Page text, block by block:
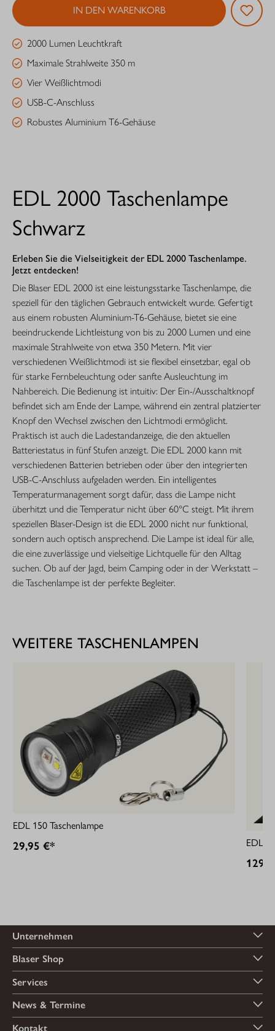
IN DEN WARENKORB
2000 Lumen Leuchtkraft
Maximale Strahlweite 350 m
Vier Weißlichtmodi
USB-C-Anschluss
Robustes Aluminium T6-Gehäuse
EDL 2000 Taschenlampe
Schwarz
Erleben Sie die Vielseitigkeit der EDL 2000 Taschenlampe.
Jetzt entdecken!
Die Blaser EDL 2000 ist eine leistungsstarke Taschenlampe, die
speziell für den täglichen Gebrauch entwickelt wurde. Gefertigt
aus einem robusten Aluminium-T6-Gehäuse, bietet sie eine
beeindruckende Lichtleistung von bis zu 2000 Lumen und eine
maximale Strahlweite von etwa 350 Metern. Mit vier
verschiedenen Weißlichtmodi ist sie flexibel einsetzbar, egal ob
für starke Fernbeleuchtung oder sanfte Ausleuchtung im
Nahbereich. Die Bedienung ist intuitiv: Der Ein-/Ausschaltknopf
befindet sich am Ende der Lampe, während ein zentral platzierter
Knopf den Wechsel zwischen den Lichtmodi ermöglicht.
Praktisch ist auch die Ladestandanzeige, die den aktuellen
Batteriestatus in fünf Stufen anzeigt. Die EDL 2000 kann mit
verschiedenen Batterien betrieben oder über den integrierten
USB-C-Anschluss aufgeladen werden. Ein intelligentes
Temperaturmanagement sorgt dafür, dass die Lampe nicht
überhitzt und die Temperatur nicht über 60°C steigt. Mit ihrem
speziellen Blaser-Design ist die EDL 2000 nicht nur funktional,
sondern auch optisch ansprechend. Die Lampe ist ideal für alle,
die eine zuverlässige und vielseitige Lichtquelle für den Alltag
suchen. Ob auf der Jagd, beim Camping oder in der Werkstatt –
die Taschenlampe ist der perfekte Begleiter.
WEITERE TASCHENLAMPEN
EDL 150 Taschenlampe
29,95 €* EDL
Unternehmen
Blaser Shop
Services
News & Termine
Kontakt